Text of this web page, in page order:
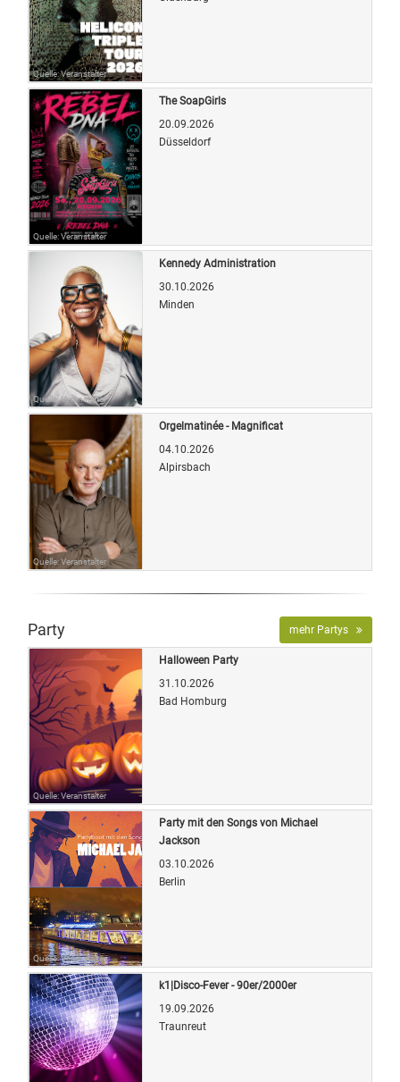
Quelle: Veranstalter
Quelle: Veranstalter
The SoapGirls
20.09.2026
Düsseldorf
Quelle: Veranstalter
Kennedy Administration
30.10.2026
Minden
Quelle: Veranstalter
Orgelmatinée - Magnificat
04.10.2026
Alpirsbach
Party mehr Partys
Quelle: Veranstalter
Halloween Party
31.10.2026
Bad Homburg
Quelle: Veranstalter
Party mit den Songs von Michael
Jackson
03.10.2026
Berlin
k1|Disco-Fever - 90er/2000er
19.09.2026
Traunreut